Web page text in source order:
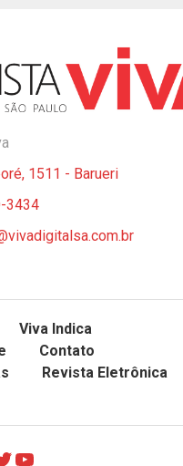
1511 - Barueri
3434
Viva Indica
Contato
Revista Eletrônica